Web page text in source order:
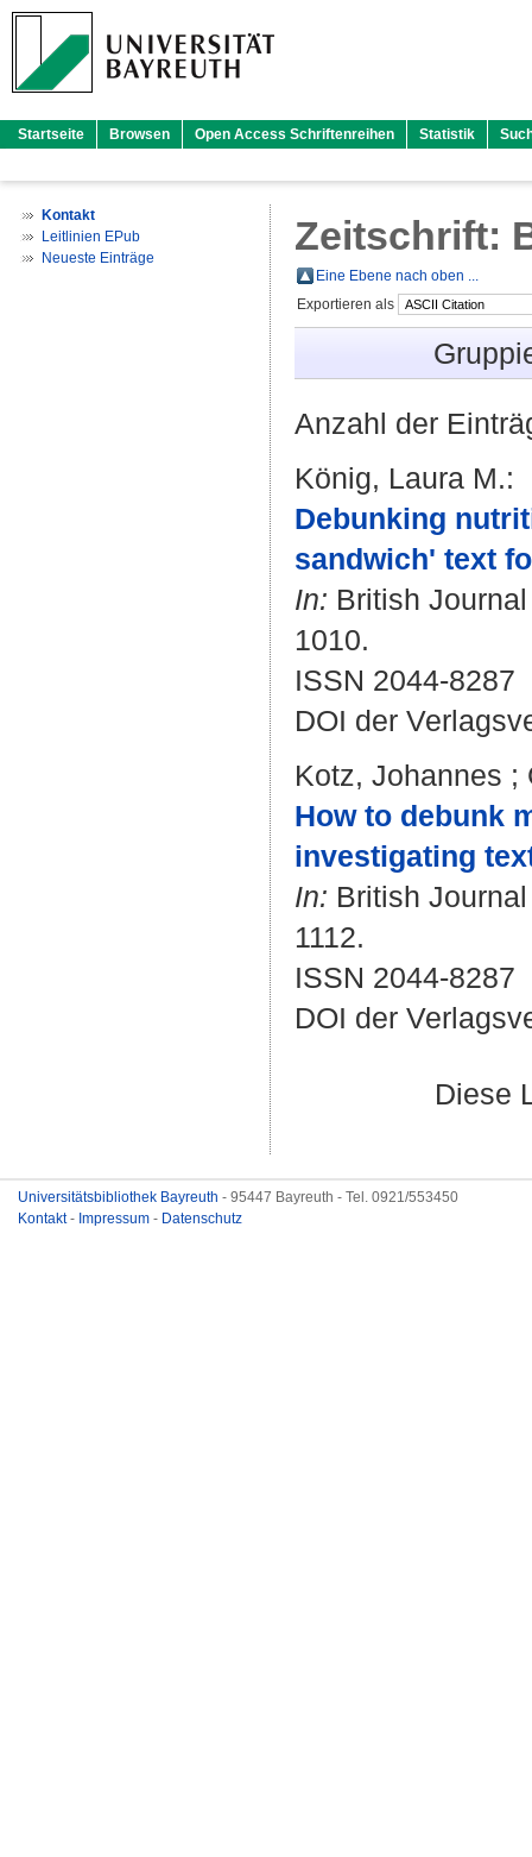
Startseite Browsen Open Access Schriftenreihen Statistik
Kontakt
Leitlinien EPub
Neueste Einträge
Zeitschrift:
Eine Ebene nach oben ...
Exportieren als
Anzahl der
König, Laura M.:
Debunking
sandwich' text
In: British
1010.
ISSN 2044-8287
DOI der
Kotz, Johannes ;
How to debunk
investigating
In: British
1112.
ISSN 2044-8287
DOI der
Diese
Universitätsbibliothek Bayreuth - 95447 Bayreuth - Tel. 0921/553450
Kontakt- Impressum - Datenschutz